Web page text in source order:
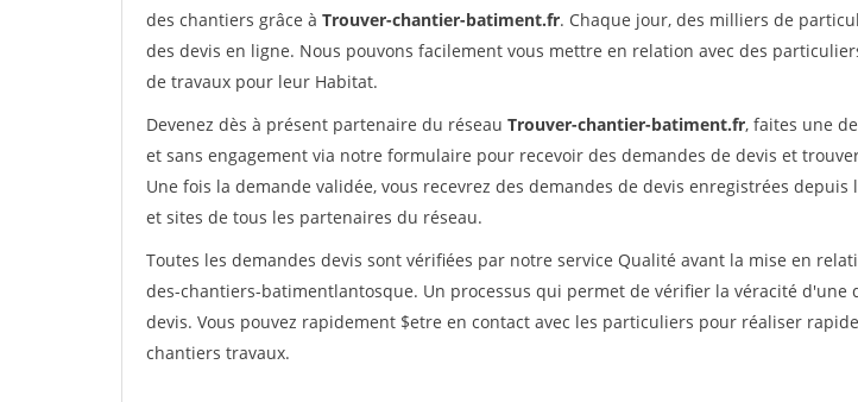
des chantiers grâce à Trouver-chantier-batiment.fr. Chaque jour, des milliers de
des devis en ligne. Nous pouvons facilement vous mettre en relation avec des
de travaux pour leur Habitat.
Devenez dès à présent partenaire du réseau Trouver-chantier-batiment.fr, faites une
et sans engagement via notre formulaire pour recevoir des demandes de devis et
Une fois la demande validée, vous recevrez des demandes de devis enregistrées depuis
et sites de tous les partenaires du réseau.
Toutes les demandes devis sont vérifiées par notre service Qualité avant la mise en
des-chantiers-batimentlantosque. Un processus qui permet de vérifier la véracité d'une
devis. Vous pouvez rapidement $etre en contact avec les particuliers pour réaliser
chantiers travaux.